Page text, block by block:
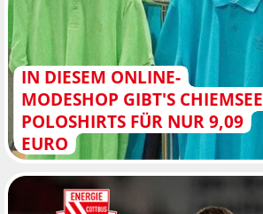
IN DIESEM ONLINE-
MODESHOP GIBT'S CHIEMSEE
POLOSHIRTS FÜR NUR 9,09
EURO